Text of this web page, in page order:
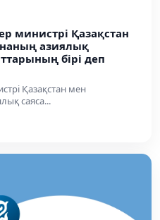
министрі Қазақстан
азиялық
бірі деп
Қазақстан мен
саяса...